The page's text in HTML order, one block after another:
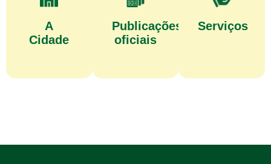
A
Cidade
Publicações
oficiais
Serviços